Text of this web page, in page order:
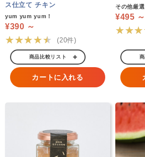
ス仕立て チキン
yum yum yum！
¥390 ～
★★★★★ (20件)
商品比較リスト
カートに入れる
その他厳選
¥495 ～